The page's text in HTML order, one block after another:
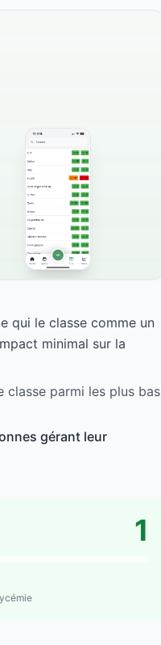
qui le classe comme un
minimal sur la
parmi les plus bas
gérant leur
1